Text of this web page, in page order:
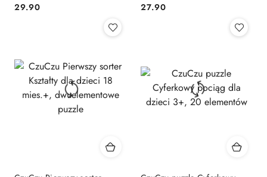
Cena:
29.90 Cena:
27.90